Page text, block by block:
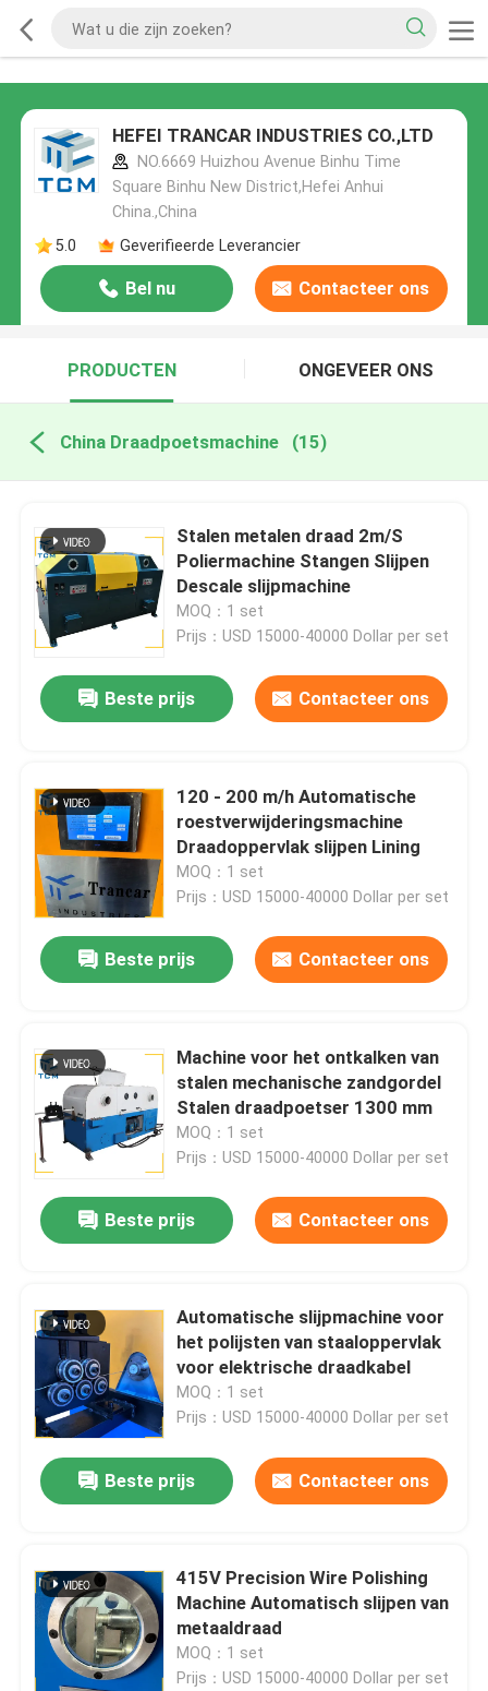
HEFEI TRANCAR INDUSTRIES CO.,LTD
NO.6669 Huizhou Avenue Binhu Time
Square Binhu New District,Hefei Anhui
China.,China
5.0
Geverifieerde Leverancier
Bel nu Contacteer ons
PRODUCTEN ONGEVEER ONS
China Draadpoetsmachine (15)
Stalen metalen draad 2m/S
Poliermachine Stangen Slijpen
Descale slijpmachine
MOQ：1 set
Prijs：USD 15000-40000 Dollar per set
Beste prijs Contacteer ons
120 - 200 m/h Automatische
roestverwijderingsmachine
Draadoppervlak slijpen Lining
MOQ：1 set
Prijs：USD 15000-40000 Dollar per set
Beste prijs Contacteer ons
Machine voor het ontkalken van
stalen mechanische zandgordel
Stalen draadpoetser 1300 mm
MOQ：1 set
Prijs：USD 15000-40000 Dollar per set
Beste prijs Contacteer ons
Automatische slijpmachine voor
het polijsten van staaloppervlak
voor elektrische draadkabel
MOQ：1 set
Prijs：USD 15000-40000 Dollar per set
Beste prijs Contacteer ons
415V Precision Wire Polishing
Machine Automatisch slijpen van
metaaldraad
MOQ：1 set
Prijs：USD 15000-40000 Dollar per set